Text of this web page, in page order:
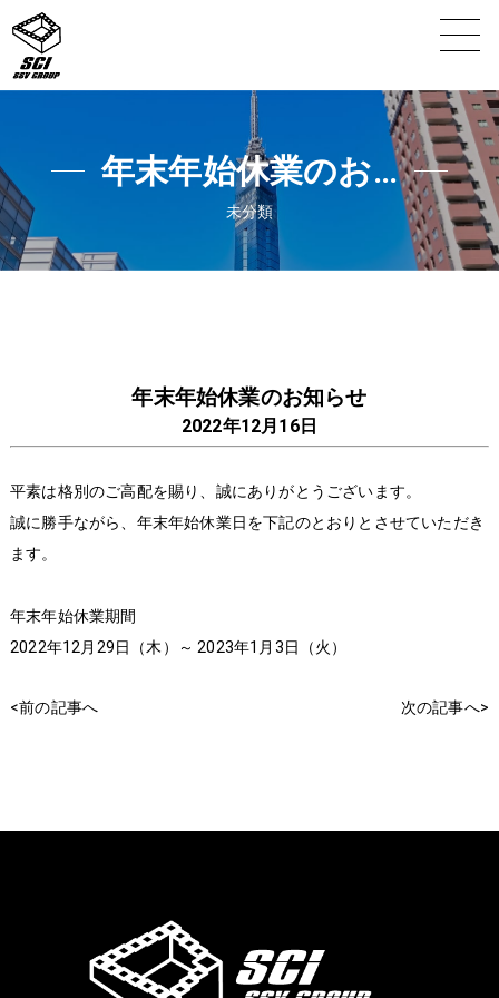
年末年始休業のお…
未分類
年末年始休業のお知らせ
2022年12月16日
平素は格別のご高配を賜り、誠にありがとうございます。
誠に勝手ながら、年末年始休業日を下記のとおりとさせていただき
ます。
年末年始休業期間
2022年12月29日（木）～ 2023年1月3日（火）
<前の記事へ 次の記事へ>